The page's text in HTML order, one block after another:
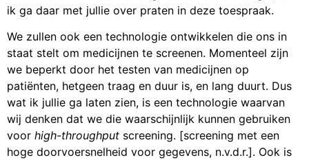
ik ga daar met jullie over praten in deze toespraak.
We zullen ook een technologie ontwikkelen die ons in
staat stelt om medicijnen te screenen. Momenteel zijn
we beperkt door het testen van medicijnen op
patiënten, hetgeen traag en duur is, en lang duurt. Dus
wat ik jullie ga laten zien, is een technologie waarvan
wij denken dat we die waarschijnlijk kunnen gebruiken
voor high-throughput screening. [screening met een
hoge doorvoersnelheid voor gegevens, n.v.d.r.]. Ook is